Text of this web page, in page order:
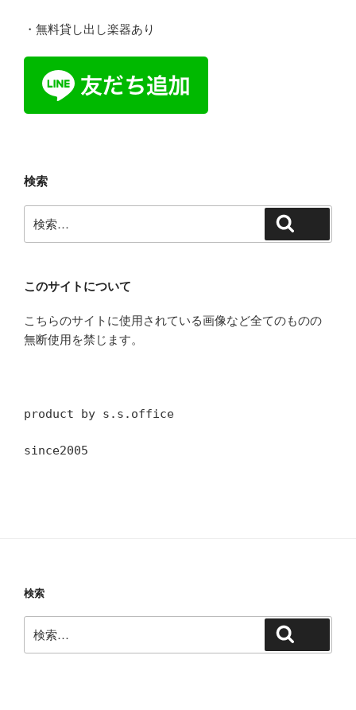
・無料貸し出し楽器あり
検索
索:
このサイトについて
こちらのサイトに使用されている画像など全てのものの
無断使用を禁じます。
product by s.s.office
since2005
検索
索: